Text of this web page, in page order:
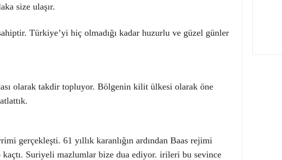
size ulaşır.
Türkiye’yi hiç olmadığı kadar huzurlu ve güzel günler
olarak takdir topluyor. Bölgenin kilit ülkesi olarak öne
gerçekleşti. 61 yıllık karanlığın ardından Baas rejimi
kaçtı. Suriyeli mazlumlar bize dua ediyor. irileri bu sevince